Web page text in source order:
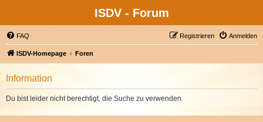
ISDV - Forum
FAQ Anmelden
Registrieren
ISDV-Homepage Foren
Information
Du bist leider nicht berechtigt, die Suche zu verwenden.